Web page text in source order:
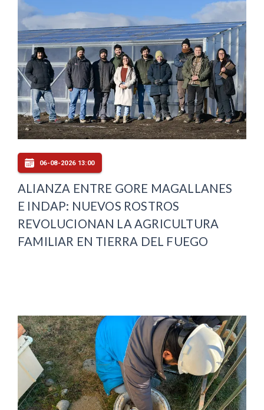
06-08-2026 13:00
ALIANZA ENTRE GORE MAGALLANES
E INDAP: NUEVOS ROSTROS
REVOLUCIONAN LA AGRICULTURA
FAMILIAR EN TIERRA DEL FUEGO